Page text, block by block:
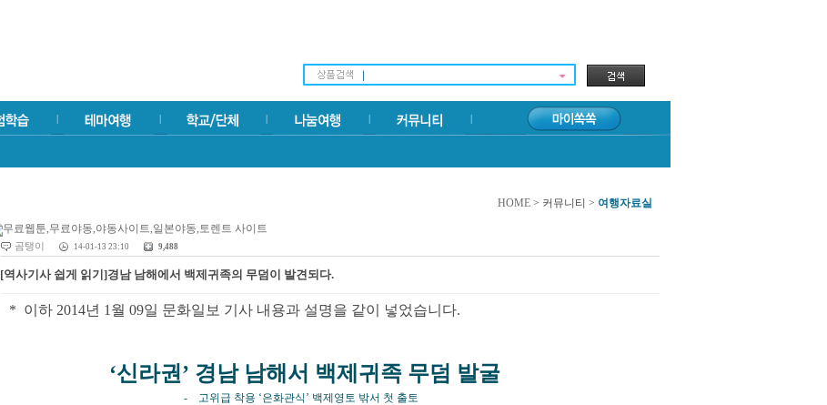
HOME > 커뮤니티 > 여행자료실
곰탱이 14-01-13 23:10 9,488
[역사기사 쉽게 읽기]경남 남해에서 백제귀족의 무덤이 발견되다.
* 이하 2014년 1월 09일 문화일보 기사 내용과 설명을 같이 넣었습니다.
‘신라권’ 경남 남해서 백제귀족 무덤 발굴
- 고위급 착용 ‘은화관식’ 백제영토 밖서 첫 출토